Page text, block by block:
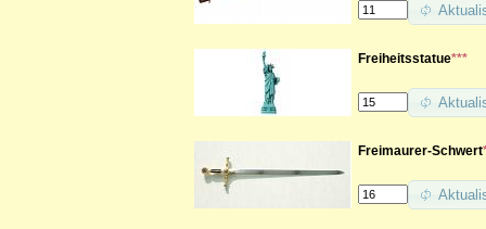
Freiheitsstatue***
Freimaurer-Schwert